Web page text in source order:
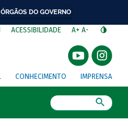
ÓRGÃOS DO GOVERNO
ACESSIBILIDADE A+ A-
CONHECIMENTO IMPRENSA